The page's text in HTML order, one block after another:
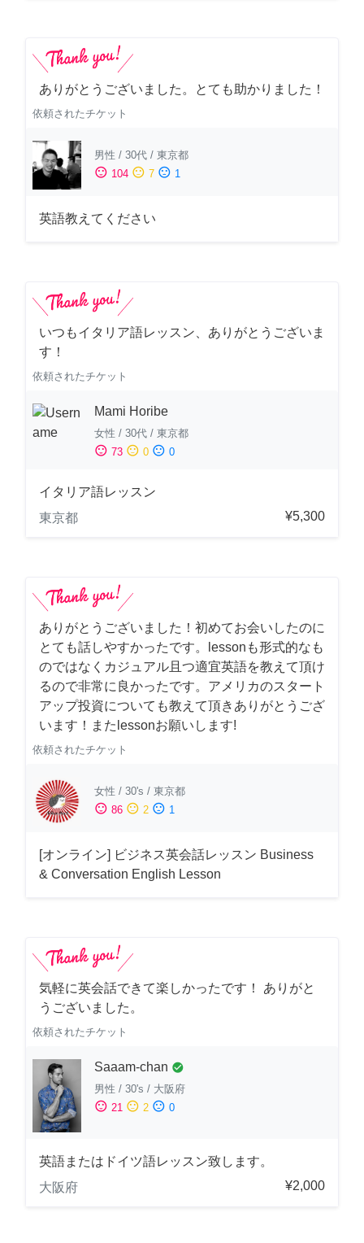
ありがとうございました。とても助かりました！
依頼されたチケット
男性 / 30代 / 東京都
sentiment_satisfied 104 sentiment_neutral 7 sentiment_dissatisfied 1
英語教えてください
いつもイタリア語レッスン、ありがとうございま
す！
依頼されたチケット
Mami Horibe
女性 / 30代 / 東京都
sentiment_satisfied 73 sentiment_neutral 0 sentiment_dissatisfied 0
イタリア語レッスン
東京都
¥5,300
ありがとうございました！初めてお会いしたのに
とても話しやすかったです。lessonも形式的なも
のではなくカジュアル且つ適宜英語を教えて頂け
るので非常に良かったです。アメリカのスタート
アップ投資についても教えて頂きありがとうござ
います！またlessonお願いします!
依頼されたチケット
女性 / 30's / 東京都
sentiment_satisfied 86 sentiment_neutral 2 sentiment_dissatisfied 1
[オンライン] ビジネス英会話レッスン Business
& Conversation English Lesson
気軽に英会話できて楽しかったです！ ありがと
うございました。
依頼されたチケット
Saaam-chan check_circle
男性 / 30's / 大阪府
sentiment_satisfied 21 sentiment_neutral 2 sentiment_dissatisfied 0
英語またはドイツ語レッスン致します。
大阪府
¥2,000